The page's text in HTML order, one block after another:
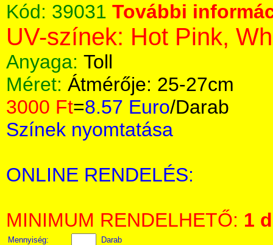
Kód: 39031 További
UV-színek: Hot Pink,
Anyaga: Toll
Méret: Átmérője: 25-27cm
3000 Ft=8.57 Euro/Darab
Színek nyomtatása
ONLINE RENDELÉS:
MINIMUM RENDELHETŐ: 1
Mennyiség:
Darab